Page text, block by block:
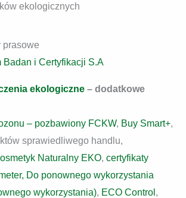
ekologicznych
prasowe
Badan i Certyfikacji S.A
ekologiczne – dodatkowe
– pozbawiony FCKW, Buy Smart+,
sprawiedliwego handlu,
Naturalny EKO, certyfikaty
Do ponownego wykorzystania
wykorzystania), ECO Control ,